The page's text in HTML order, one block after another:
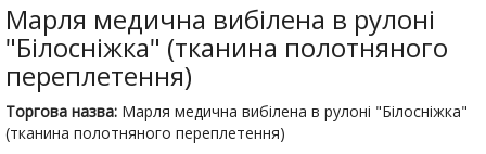
Марля медична вибілена в рулоні
"Білосніжка" (тканина полотняного
переплетення)
Торгова назва: Марля медична вибілена в рулоні "Білосніжка"
(тканина полотняного переплетення)